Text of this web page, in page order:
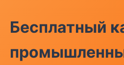
Бесплатный